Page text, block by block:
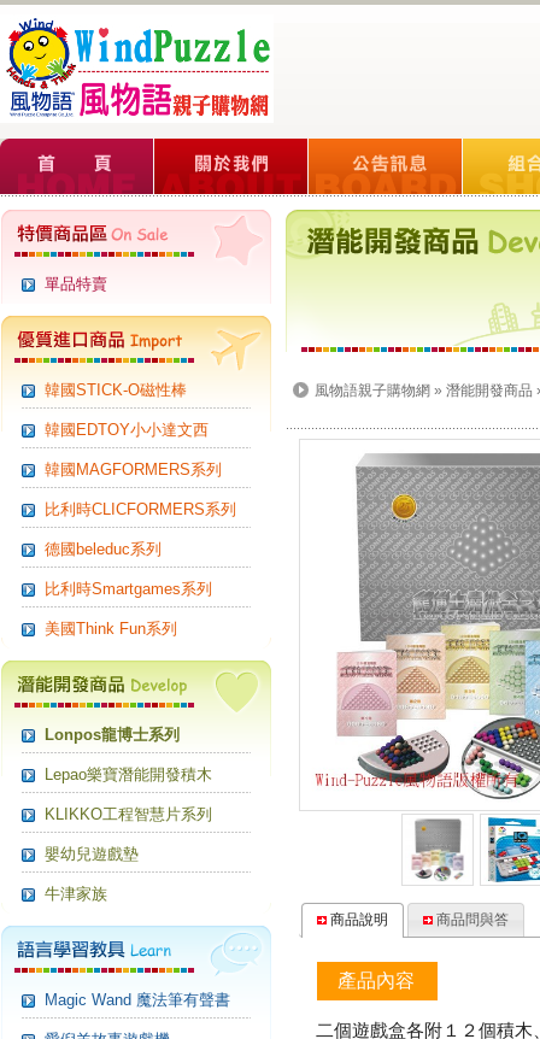
單品特賣
韓國STICK-O磁性棒
韓國EDTOY小小達文西
韓國MAGFORMERS系列
比利時CLICFORMERS系列
德國beleduc系列
比利時Smartgames系列
美國Think Fun系列
Lonpos龍博士系列
Lepao樂寶潛能開發積木
KLIKKO工程智慧片系列
嬰幼兒遊戲墊
牛津家族
Magic Wand 魔法筆有聲書
風物語親子購物網 » 潛能開發商品
商品說明 商品問與答
產品內容
二個遊戲盒各附１２個積